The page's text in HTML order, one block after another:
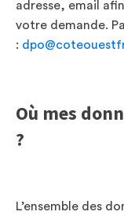
adresse, email
votre demande.
:
Où mes
?
L’ensemble des